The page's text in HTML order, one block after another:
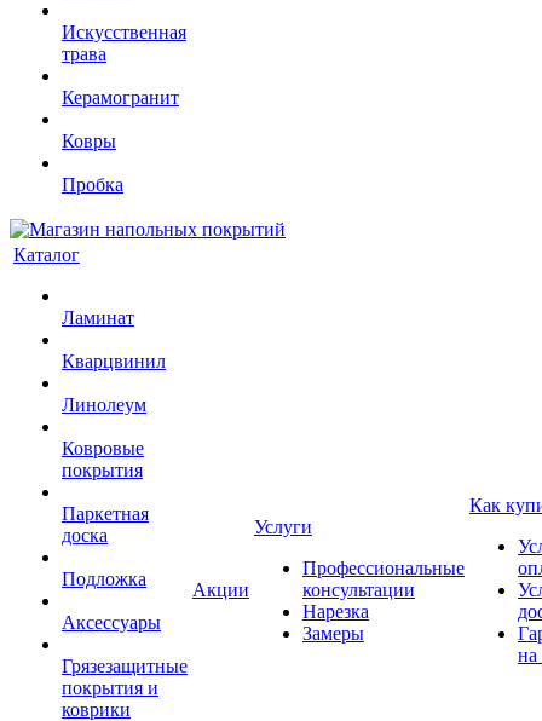
Искусственная
трава
Керамогранит
Ковры
Пробка
Каталог
Ламинат
Кварцвинил
Линолеум
Ковровые
покрытия
Паркетная
доска
Подложка
Аксессуары
Грязезащитные
покрытия и
коврики
Акции
Услуги
Профессиональные
консультации
Нарезка
Замеры
Как
на